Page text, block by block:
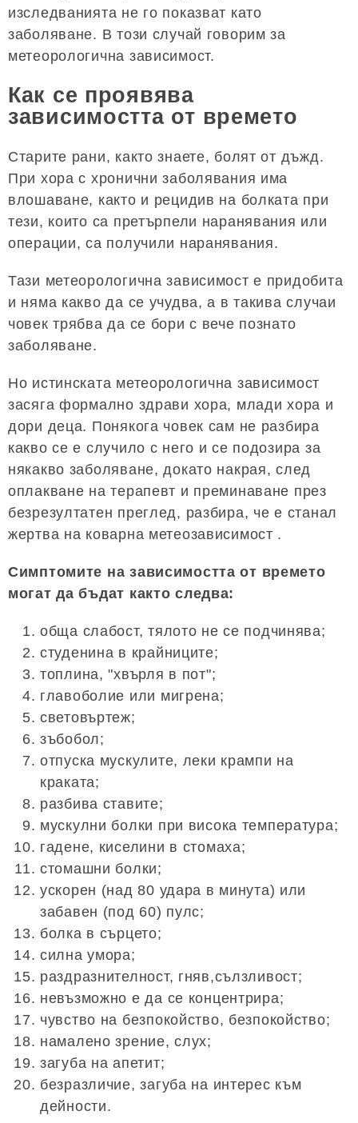
изследванията не го показват като
заболяване. В този случай говорим за
метеорологична зависимост.
Как се проявява
зависимостта от времето
Старите рани, както знаете, болят от дъжд.
При хора с хронични заболявания има
влошаване, както и рецидив на болката при
тези, които са претърпели наранявания или
операции, са получили наранявания.
Тази метеорологична зависимост е придобита
и няма какво да се учудва, а в такива случаи
човек трябва да се бори с вече познато
заболяване.
Но истинската метеорологична зависимост
засяга формално здрави хора, млади хора и
дори деца. Понякога човек сам не разбира
какво се е случило с него и се подозира за
някакво заболяване, докато накрая, след
оплакване на терапевт и преминаване през
безрезултатен преглед, разбира, че е станал
жертва на коварна метеозависимост .
Симптомите на зависимостта от времето
могат да бъдат както следва:
обща слабост, тялото не се подчинява;
студенина в крайниците;
топлина, "хвърля в пот";
главоболие или мигрена;
световъртеж;
зъбобол;
отпуска мускулите, леки крампи на
краката;
разбива ставите;
мускулни болки при висока температура;
гадене, киселини в стомаха;
стомашни болки;
ускорен (над 80 удара в минута) или
забавен (под 60) пулс;
болка в сърцето;
силна умора;
раздразнителност, гняв,сълзливост;
невъзможно е да се концентрира;
чувство на безпокойство, безпокойство;
намалено зрение, слух;
загуба на апетит;
безразличие, загуба на интерес към
дейности.